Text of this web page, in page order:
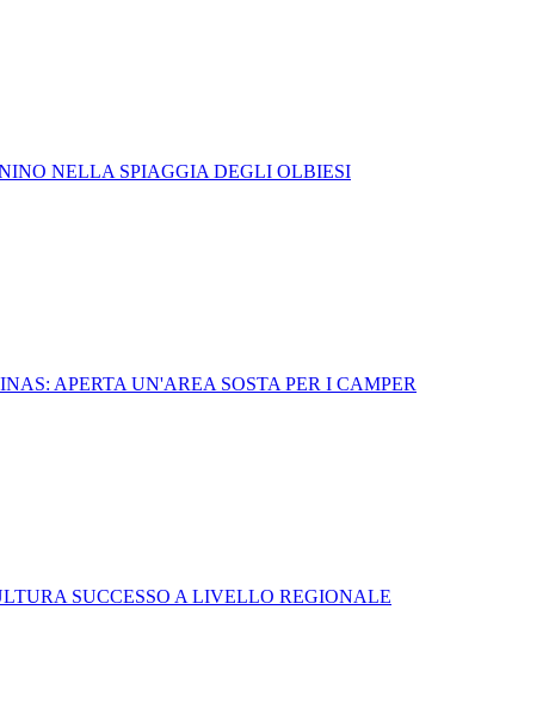
NELLA SPIAGGIA DEGLI OLBIESI
APERTA UN'AREA SOSTA PER I CAMPER
SUCCESSO A LIVELLO REGIONALE